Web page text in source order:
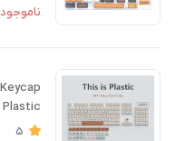
ناموجود
Plastic (کیکپ)
5